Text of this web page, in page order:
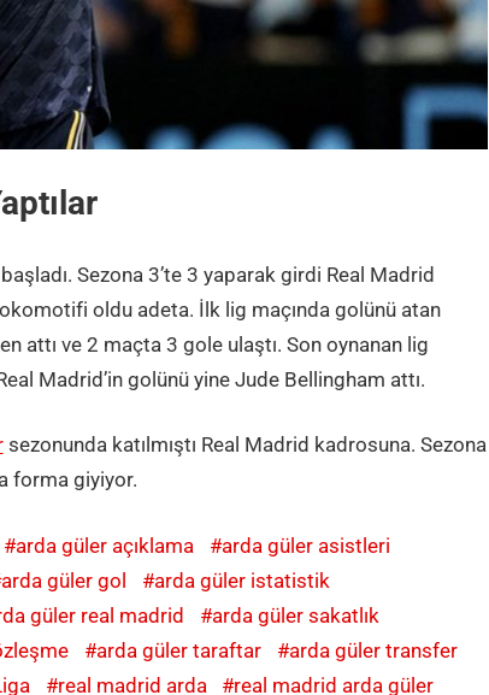
Sezona 3’te 3 yaparak girdi Real Madrid
oldu adeta. İlk lig maçında golünü atan
attı ve 2 maçta 3 gole ulaştı. Son oynanan lig
Madrid’in golünü yine Jude Bellingham attı.
sezonunda katılmıştı Real Madrid kadrosuna. Sezona
forma giyiyor.
arda güler açıklama
arda güler asistleri
arda güler gol
arda güler istatistik
güler real madrid
arda güler sakatlık
arda güler taraftar
arda güler transfer
real madrid arda real madrid arda güler